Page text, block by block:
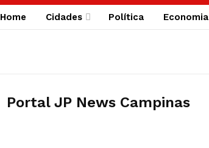
Home Cidades Política Economia
Portal JP News Campinas